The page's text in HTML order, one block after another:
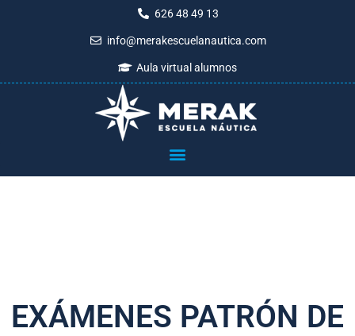
626 48 49 13
info@merakescuelanautica.com
Aula virtual alumnos
EXÁMENES PATRÓN DE